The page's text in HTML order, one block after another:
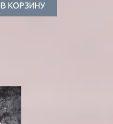
В КОРЗИНУ